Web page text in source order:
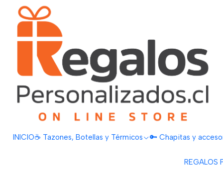
INICIO☕ Tazones, Botellas y Térmicos 🔑 Chapitas y
REGALOS